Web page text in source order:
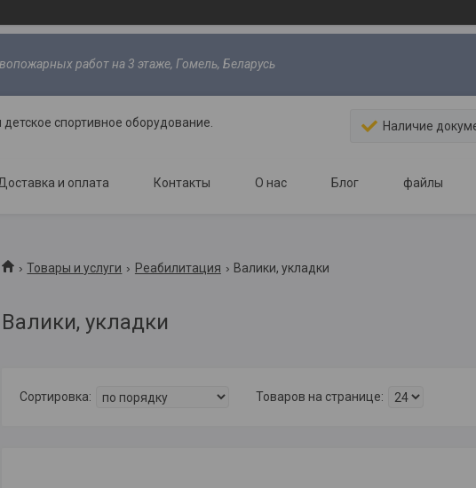
работ на 3 этаже, Гомель, Беларусь
спортивное оборудование.
Наличие
и оплата Контакты О нас Блог файлы
Товары и услуги Реабилитация Валики, укладки
Валики, укладки